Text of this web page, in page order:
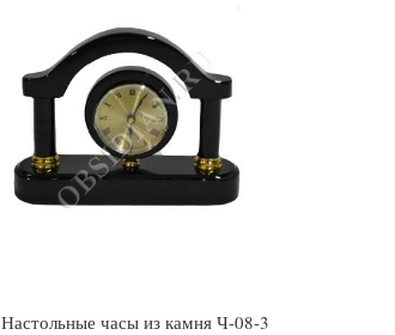
Настольные часы из камня Ч-08-3